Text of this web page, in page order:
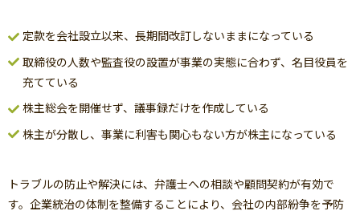
定款を会社設立以来、長期間改訂しないままになっている
取締役の人数や監査役の設置が事業の実態に合わず、名目役員を
充てている
株主総会を開催せず、議事録だけを作成している
株主が分散し、事業に利害も関心もない方が株主になっている
トラブルの防止や解決には、弁護士への相談や顧問契約が有効で
す。企業統治の体制を整備することにより、会社の内部紛争を予防